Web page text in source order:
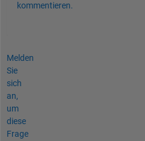
kommentieren.
Melden
Sie
sich
an,
um
diese
Frage